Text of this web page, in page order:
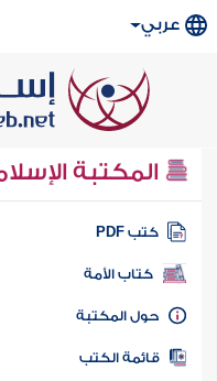
عربي
المكتبة
كتب PDF
كتاب الأمة
المكتبة